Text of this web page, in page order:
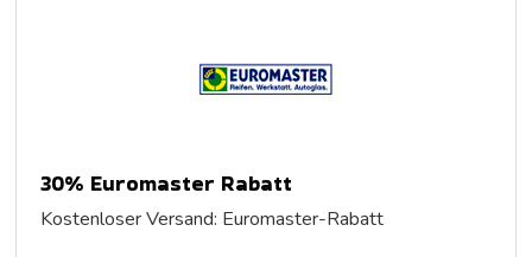
30% Euromaster Rabatt
Kostenloser Versand: Euromaster-Rabatt